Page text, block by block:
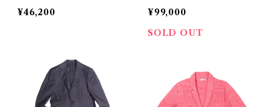
¥46,200
07
¥99,000
SOLD OUT